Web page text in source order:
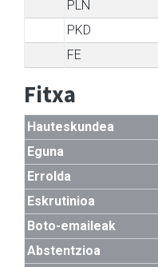
PLN
PKD
FE
Fitxa
Hauteskundea
Eguna
Errolda
Eskrutinioa
Boto-emaileak
Abstentzioa